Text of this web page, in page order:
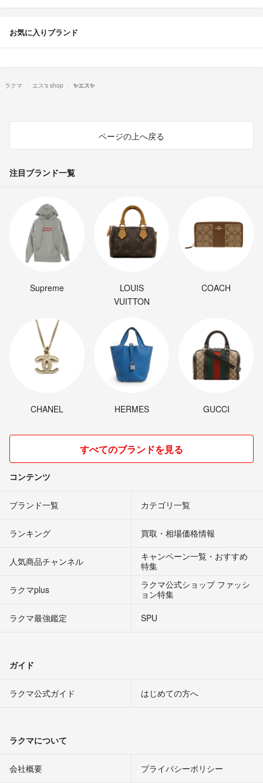
お気に入りブランド
ラクマ エス's shop ✨エス✨
ページの上へ戻る
注目ブランド一覧
Supreme
LOUIS
VUITTON
COACH
CHANEL HERMES GUCCI
すべてのブランドを見る
コンテンツ
ブランド一覧 カテゴリ一覧
ランキング 買取・相場価格情報
人気商品チャンネル
キャンペーン一覧・おすすめ
特集
ラクマplus
ラクマ公式ショップ ファッシ
ョン特集
ラクマ最強鑑定
SPU
ガイド
ラクマ公式ガイド はじめての方へ
ラクマについて
会社概要 プライバシーポリシー